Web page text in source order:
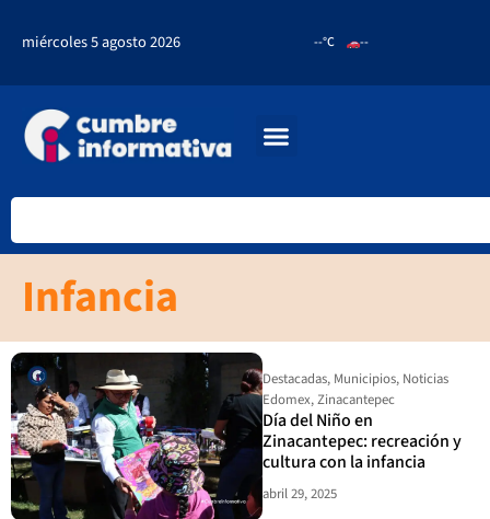
miércoles 5 agosto 2026 --°C --
Infancia
Destacadas, Municipios, Noticias
Edomex,Zinacantepec
Día del Niño en
Zinacantepec: recreación y
cultura con la infancia
abril 29, 2025